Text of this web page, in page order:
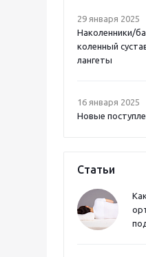
29 января 2025
Наколенники/
коленный
лангеты
16 января 2025
Новые
Статьи